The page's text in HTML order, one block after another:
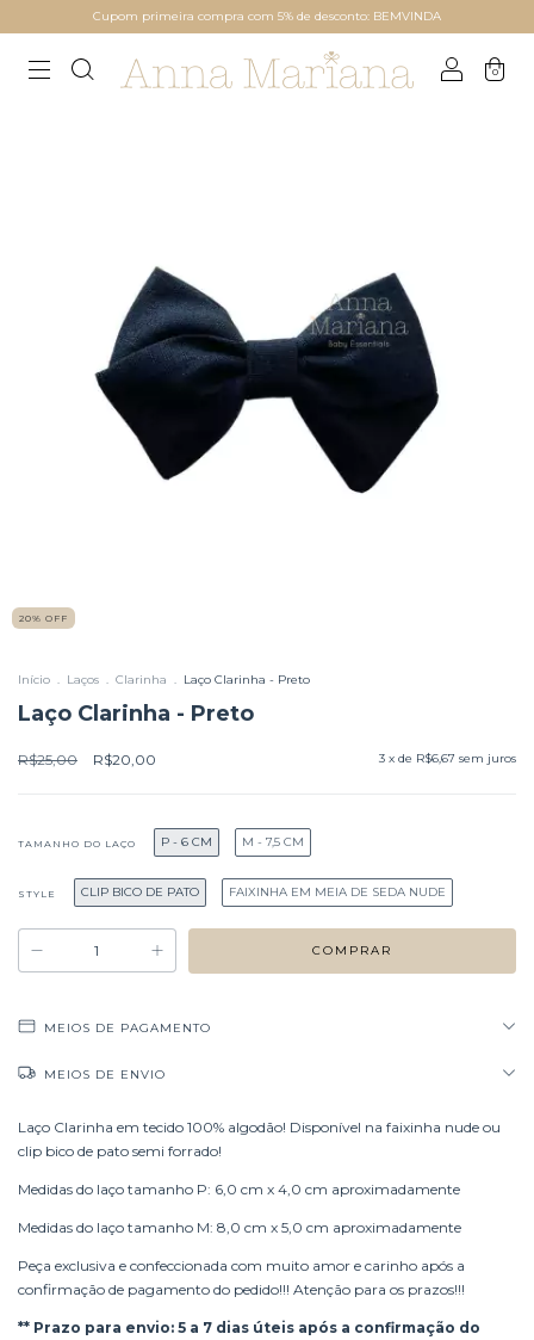
Cupom primeira compra com 5% de desconto: BEMVINDA
0
20% OFF
Início . Laços . Clarinha . Laço Clarinha - Preto
Laço Clarinha - Preto
R$25,00 R$20,00 3 x de R$6,67 sem juros
TAMANHO DO LAÇO P - 6 CM M - 7,5 CM
STYLE CLIP BICO DE PATO FAIXINHA EM MEIA DE SEDA NUDE
MEIOS DE PAGAMENTO
MEIOS DE ENVIO
Laço Clarinha em tecido 100% algodão! Disponível na faixinha nude ou
clip bico de pato semi forrado!
Medidas do laço tamanho P: 6,0 cm x 4,0 cm aproximadamente
Medidas do laço tamanho M: 8,0 cm x 5,0 cm aproximadamente
Peça exclusiva e confeccionada com muito amor e carinho após a
confirmação de pagamento do pedido!!! Atenção para os prazos!!!
** Prazo para envio: 5 a 7 dias úteis após a confirmação do